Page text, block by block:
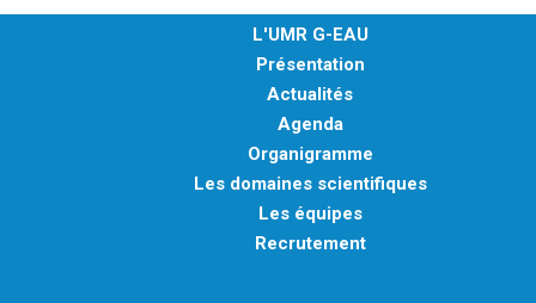
L'UMR G-EAU
Présentation
Actualités
Agenda
Organigramme
Les domaines scientifiques
Les équipes
Recrutement